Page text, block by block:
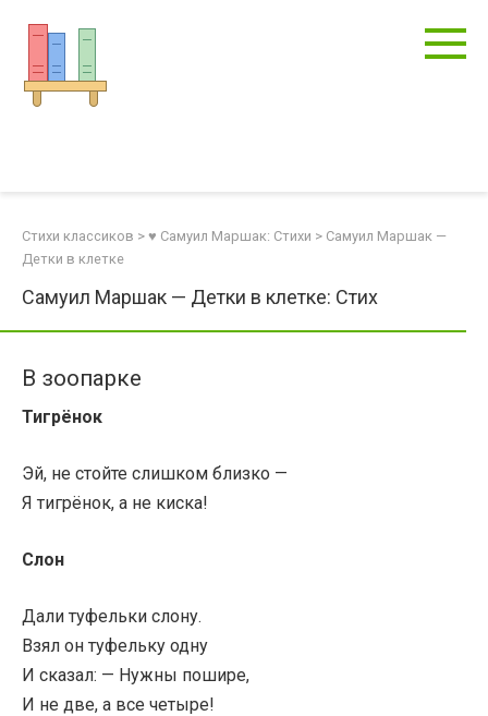
контенту
Стихи классиков > ♥ Самуил Маршак: Стихи > Самуил Маршак —
Детки в клетке
Самуил Маршак — Детки в клетке: Стих
В зоопарке
Тигрёнок
Эй, не стойте слишком близко —
Я тигрёнок, а не киска!
Слон
Дали туфельки слону.
Взял он туфельку одну
И сказал: — Нужны пошире,
И не две, а все четыре!